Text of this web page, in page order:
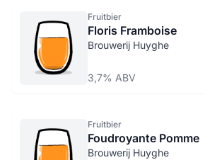
Fruitbier
Floris Framboise
Brouwerij Huyghe
3,7% ABV
Fruitbier
Foudroyante Pomme
Brouwerij Huyghe